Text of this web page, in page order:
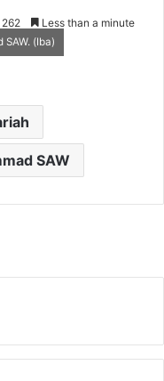
262 Less than a minute
(Iba)
SAW